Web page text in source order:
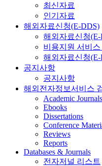
최신자료
인기자료
해외자료신청(E-DDS)
해외자료신청
비용지원 서비스
해외자료신청(E-
공지사항
공지사항
해외전자정보서비스
Academic Journals
Ebooks
Dissertations
Conference
Reviews
Reports
Databases & Journals
전자저널 리스트